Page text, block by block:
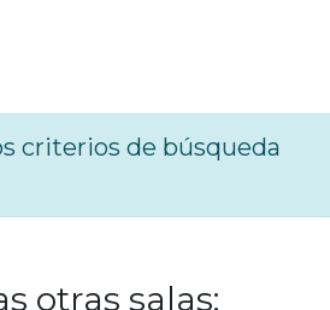
criterios de búsqueda
otras salas: